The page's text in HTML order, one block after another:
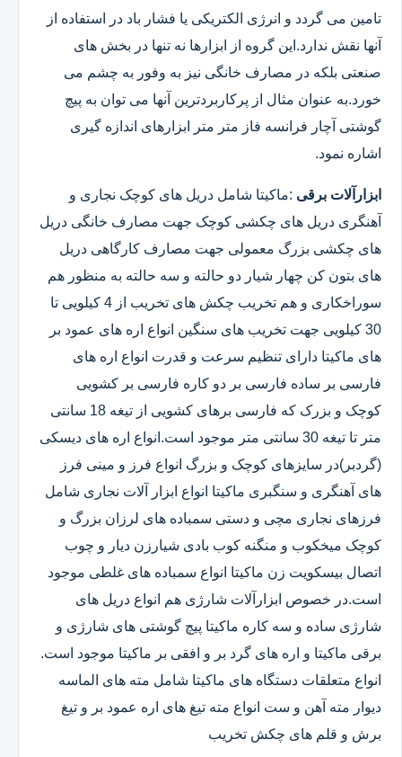
تامین می گردد و انرژی الکتریکی یا فشار باد در استفاده از
آنها نقش ندارد.این گروه از ابزارها نه تنها در بخش های
صنعتی بلکه در مصارف خانگی نیز به وفور به چشم می
خورد.به عنوان مثال از پرکاربردترین آنها می توان به پیچ
گوشتی آچار فرانسه فاز متر متر ابزارهای اندازه گیری
اشاره نمود.
ابزارآلات برقی :ماکیتا شامل دریل های کوچک نجاری و
آهنگری دریل های چکشی کوچک جهت مصارف خانگی دریل
های چکشی بزرگ معمولی جهت مصارف کارگاهی دریل
های بتون کن چهار شیار دو حالته و سه حالته به منظور هم
سوراخکاری و هم تخریب چکش های تخریب از 4 کیلویی تا
30 کیلویی جهت تخریب های سنگین انواع اره های عمود بر
های ماکیتا دارای تنظیم سرعت و قدرت انواع اره های
فارسی بر ساده فارسی بر دو کاره فارسی بر کشویی
کوچک و بزرک که فارسی برهای کشویی از تیغه 18 سانتی
متر تا تیغه 30 سانتی متر موجود است.انواع اره های دیسکی
(گردبر)در سایزهای کوچک و بزرگ انواع فرز و مینی فرز
های آهنگری و سنگبری ماکیتا انواع ابزار آلات نجاری شامل
فرزهای نجاری مچی و دستی سمباده های لرزان بزرگ و
کوچک میخکوب و منگنه کوب بادی شیارزن دیار و چوب
اتصال بیسکویت زن ماکیتا انواع سمباده های غلطی موجود
است.در خصوص ابزارآلات شارژی هم انواع دریل های
شارژی ساده و سه کاره ماکیتا پیچ گوشتی های شارژی و
برقی ماکیتا و اره های گرد بر و افقی بر ماکیتا موجود است.
انواع متعلقات دستگاه های ماکیتا شامل مته های الماسه
دیوار مته آهن و ست انواع مته تیغ های اره عمود بر و تیغ
برش و قلم های چکش تخریب